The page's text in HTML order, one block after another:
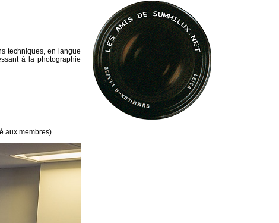
techniques, en langue
à la photographie
aux membres).